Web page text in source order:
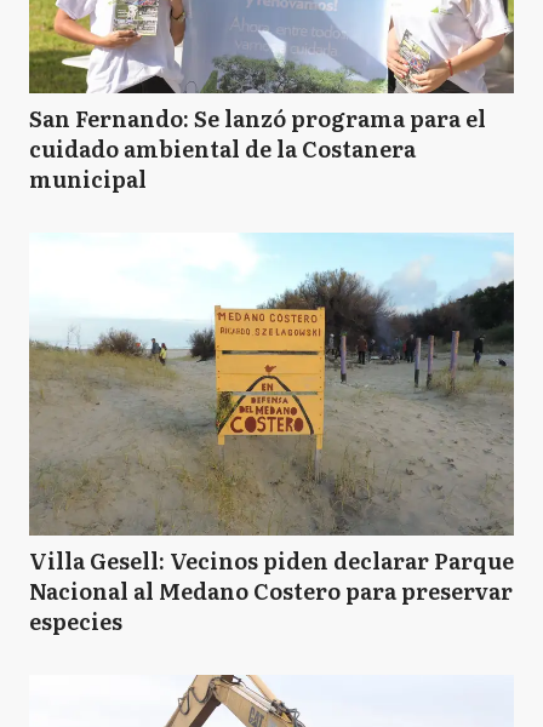
San Fernando: Se lanzó programa para el
cuidado ambiental de la Costanera
municipal
Villa Gesell: Vecinos piden declarar Parque
Nacional al Medano Costero para preservar
especies